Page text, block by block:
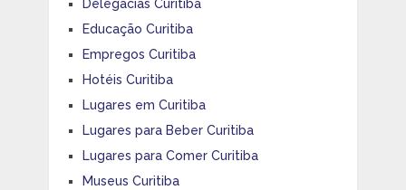
Delegacias Curitiba
Educação Curitiba
Empregos Curitiba
Hotéis Curitiba
Lugares em Curitiba
Lugares para Beber Curitiba
Lugares para Comer Curitiba
Museus Curitiba